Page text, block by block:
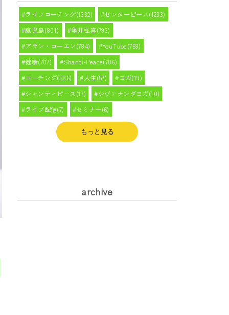
ライフコーチング(1332)
センターピース(1233)
鹿児島(801)
亀井弘喜(793)
アラン・コーエン(784)
YouTube(759)
健康(707)
Shanti-Peace(706)
コーチング(586)
人生(57)
ヨガ(19)
シャンティピース(17)
シヴァナンダヨガ(10)
ライブ配信(7)
セミナー(6)
もっと見る
archive